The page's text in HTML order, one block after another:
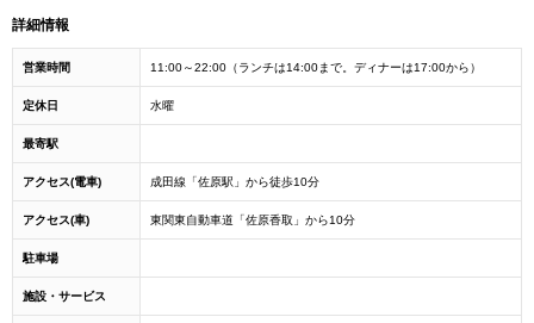
詳細情報
営業時間 11:00～22:00（ランチは14:00まで。ディナーは17:00から）
定休日 水曜
最寄駅
アクセス(電車) 成田線「佐原駅」から徒歩10分
アクセス(車) 東関東自動車道「佐原香取」から10分
駐車場
施設・サービス